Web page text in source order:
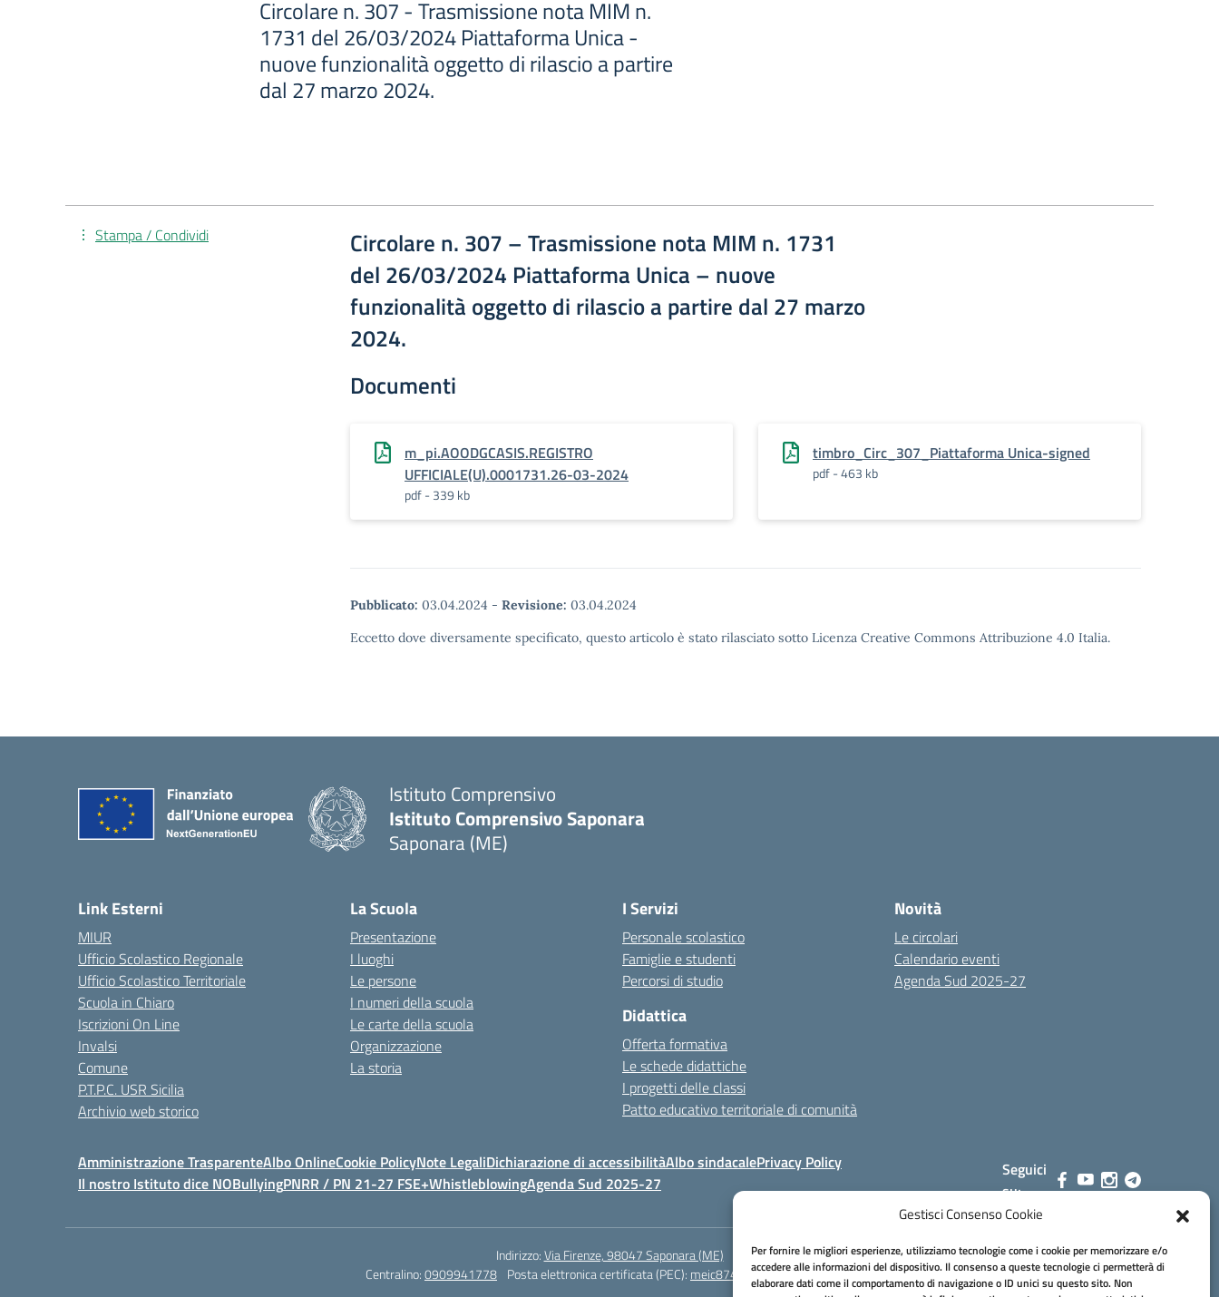
Gestisci Consenso Cookie
Per fornire le migliori esperienze, utilizziamo tecnologie come i cookie per memorizzare e/o
accedere alle informazioni del dispositivo. Il consenso a queste tecnologie ci permetterà di
elaborare dati come il comportamento di navigazione o ID unici su questo sito. Non
Circolare n. 307 - Trasmissione nota MIM n.
1731 del 26/03/2024 Piattaforma Unica -
nuove funzionalità oggetto di rilascio a partire
dal 27 marzo 2024.
Circolare n. 307 – Trasmissione nota MIM n. 1731
del 26/03/2024 Piattaforma Unica – nuove
funzionalità oggetto di rilascio a partire dal 27 marzo
2024.
Documenti
m_pi.AOODGCASIS.REGISTRO
UFFICIALE(U).0001731.26-03-2024
pdf - 339 kb
timbro_Circ_307_Piattaforma Unica-signed
pdf - 463 kb
Pubblicato: 03.04.2024 - Revisione: 03.04.2024
Eccetto dove diversamente specificato, questo articolo è stato rilasciato sotto Licenza Creative Commons Attribuzione 4.0 Italia.
Stampa / Condividi
Istituto Comprensivo
Istituto Comprensivo Saponara
Saponara (ME)
Link Esterni
MIUR
Ufficio Scolastico Regionale
Ufficio Scolastico Territoriale
Scuola in Chiaro
Iscrizioni On Line
Invalsi
Comune
P.T.P.C. USR Sicilia
Archivio web storico
La Scuola
Presentazione
I luoghi
Le persone
I numeri della scuola
Le carte della scuola
Organizzazione
La storia
I Servizi
Personale scolastico
Famiglie e studenti
Percorsi di studio
Didattica
Offerta formativa
Le schede didattiche
I progetti delle classi
Patto educativo territoriale di comunità
Novità
Le circolari
Calendario eventi
Agenda Sud 2025-27
Amministrazione TrasparenteAlbo OnlineCookie PolicyNote LegaliDichiarazione di accessibilitàAlbo sindacalePrivacy Policy
Il nostro Istituto dice NOBullyingPNRR / PN 21-27 FSE+WhistleblowingAgenda Sud 2025-27
Seguici
su:
Indirizzo:Via Firenze, 98047 Saponara (ME)
Centralino:0909941778 Posta elettronica certificata (PEC): meic87400n@pec.istruzione.it